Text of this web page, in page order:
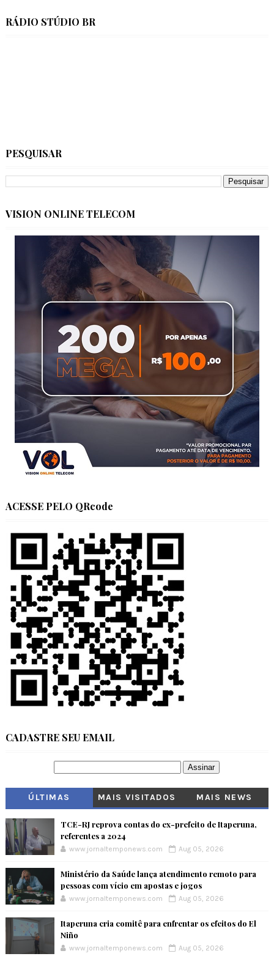
RÁDIO STÚDIO BR
PESQUISAR
VISION ONLINE TELECOM
ACESSE PELO QRcode
CADASTRE SEU EMAIL
ÚLTIMAS MAIS VISITADOS MAIS NEWS
TCE-RJ reprova contas do ex-prefeito de Itaperuna,
referentes a 2024
www.jornaltemponews.com Aug 05, 2026
Ministério da Saúde lança atendimento remoto para
pessoas com vício em apostas e jogos
www.jornaltemponews.com Aug 05, 2026
Itaperuna cria comitê para enfrentar os efeitos do El
Niño
www.jornaltemponews.com Aug 05, 2026